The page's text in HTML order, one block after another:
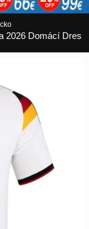
2026 Domácí Dres